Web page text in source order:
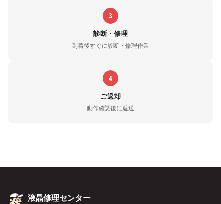
3
診断・修理
到着後すぐに診断・修理作業
4
ご返却
動作確認後に返送
液晶修理センター